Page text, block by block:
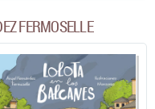
FERMOSELLE